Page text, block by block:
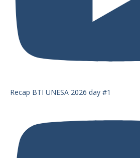
Recap BTI UNESA 2026 day #1